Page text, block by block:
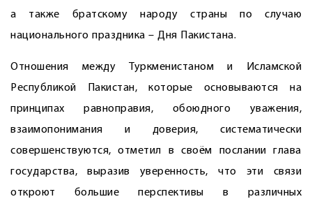
а также братскому народу страны по случаю
национального праздника – Дня Пакистана.
Отношения между Туркменистаном и Исламской
Республикой Пакистан, которые основываются на
принципах равноправия, обоюдного уважения,
взаимопонимания и доверия, систематически
совершенствуются, отметил в своём послании глава
государства, выразив уверенность, что эти связи
откроют большие перспективы в различных